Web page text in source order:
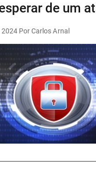
de um
2024 Por Carlos Arnal